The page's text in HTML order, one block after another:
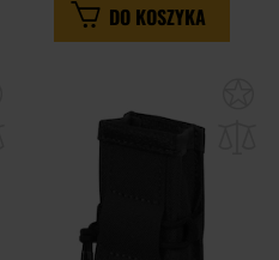
DO KOSZYKA